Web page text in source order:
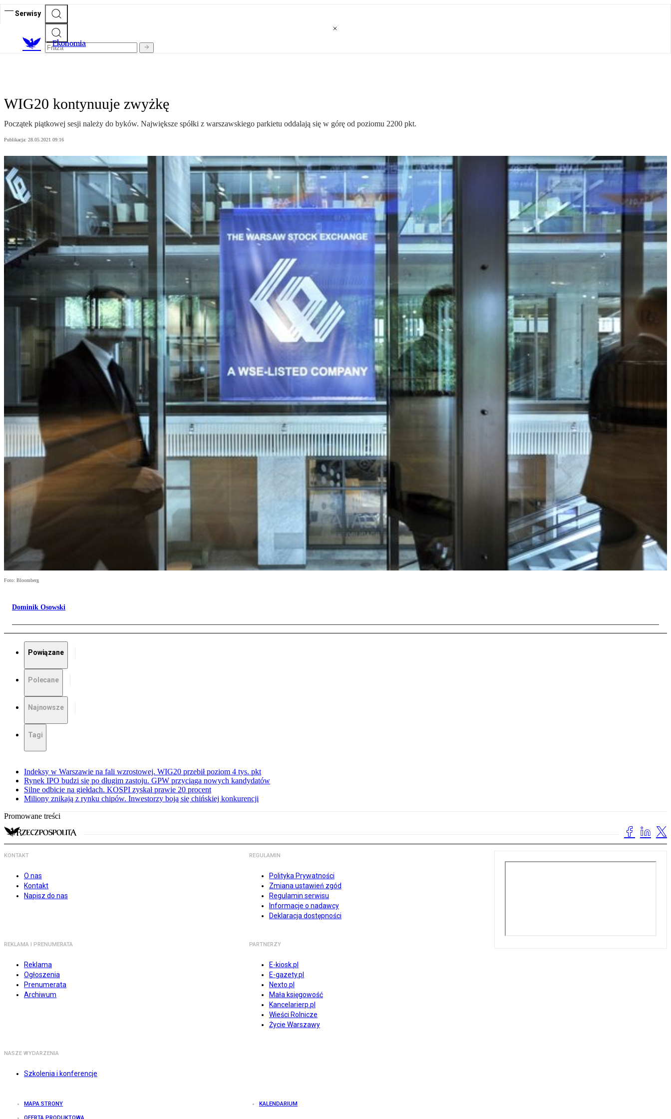
Serwisy
Ekonomia
WIG20 kontynuuje zwyżkę
Początek piątkowej sesji należy do byków. Największe spółki z warszawskiego parkietu oddalają się w górę od poziomu 2200 pkt.
Publikacja: 28.05.2021 09:16
Foto: Bloomberg
Dominik Osowski
Powiązane
Polecane
Najnowsze
Tagi
Indeksy w Warszawie na fali wzrostowej. WIG20 przebił poziom 4 tys. pkt
Rynek IPO budzi się po długim zastoju. GPW przyciąga nowych kandydatów
Silne odbicie na giełdach. KOSPI zyskał prawie 20 procent
Miliony znikają z rynku chipów. Inwestorzy boją się chińskiej konkurencji
Promowane treści
KONTAKT
O nas
Kontakt
Napisz do nas
REGULAMIN
Polityka Prywatności
Zmiana ustawień zgód
Regulamin serwisu
Informacje o nadawcy
Deklaracja dostępności
REKLAMA I PRENUMERATA
Reklama
Ogłoszenia
Prenumerata
Archiwum
PARTNERZY
E-kiosk.pl
E-gazety.pl
Nexto.pl
Mała księgowość
Kancelarierp.pl
Wieści Rolnicze
Życie Warszawy
NASZE WYDARZENIA
Szkolenia i konferencje
MAPA STRONY KALENDARIUM